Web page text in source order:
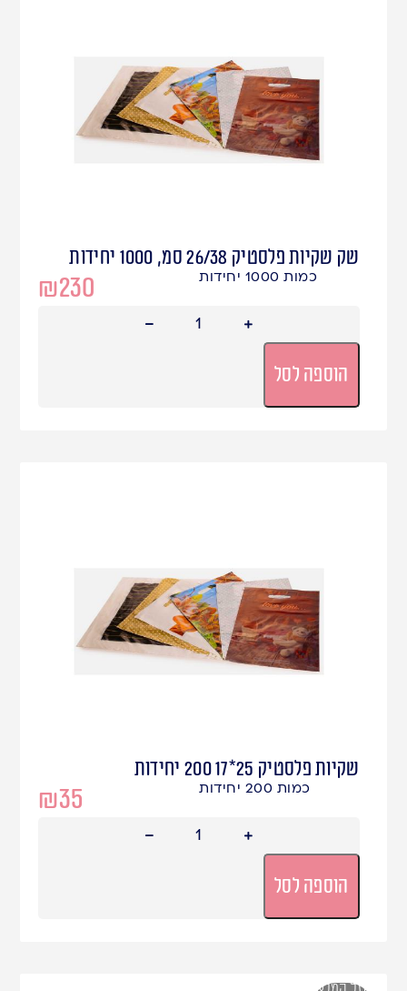
שק שקיות פלסטיק 26/38 סמ, 1000 יחידות
₪230 כמות 1000 יחידות
הוספה לסל
שקיות פלסטיק 25*17 200 יחידות
₪35 כמות 200 יחידות
הוספה לסל